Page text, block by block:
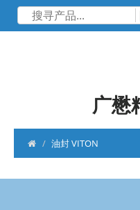
广懋
油封 VITON